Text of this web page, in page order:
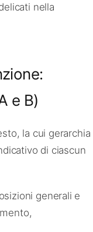
nella
e B)
la cui gerarchia
di ciascun
generali e